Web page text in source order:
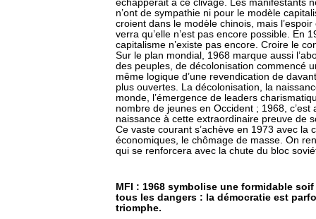
échapperait à ce clivage. Les manifestants
n’ont de sympathie ni pour le modèle
croient dans le modèle chinois, mais
verra qu’elle n’est pas encore possible. En
capitalisme n’existe pas encore. Croire le
Sur le plan mondial, 1968 marque aussi
des peuples, de décolonisation commencé
même logique d’une revendication de
plus ouvertes. La décolonisation, la
monde, l’émergence de leaders
nombre de jeunes en Occident ; 1968,
naissance à cette extraordinaire preuve de
Ce vaste courant s’achève en 1973 avec la
économiques, le chômage de masse. On
qui se renforcera avec la chute du bloc
MFI : 1968 symbolise une formidable
tous les dangers : la démocratie est
triomphe.